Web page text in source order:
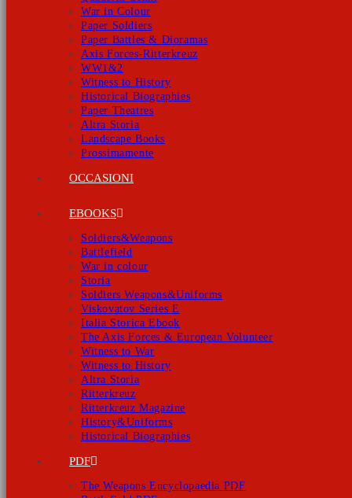
War in Colour
Paper Soldiers
Paper Battles & Dioramas
Axis Forces-Ritterkreuz
WW1&2
Witness to History
Historical Biographies
Paper Theatres
Altra Storia
Landscape Books
Prossimamente
OCCASIONI
EBOOKS
Soldiers&Weapons
Battlefield
War in colour
Storia
Soldiers Weapons&Uniforms
Viskovatov Series E
Italia Storica Ebook
The Axis Forces & European Volunteer
Witness to War
Witness to History
Altra Storia
Ritterkreuz
Ritterkreuz Magazine
History&Uniforms
Historical Biographies
PDF
The Weapons Encyclopaedia PDF